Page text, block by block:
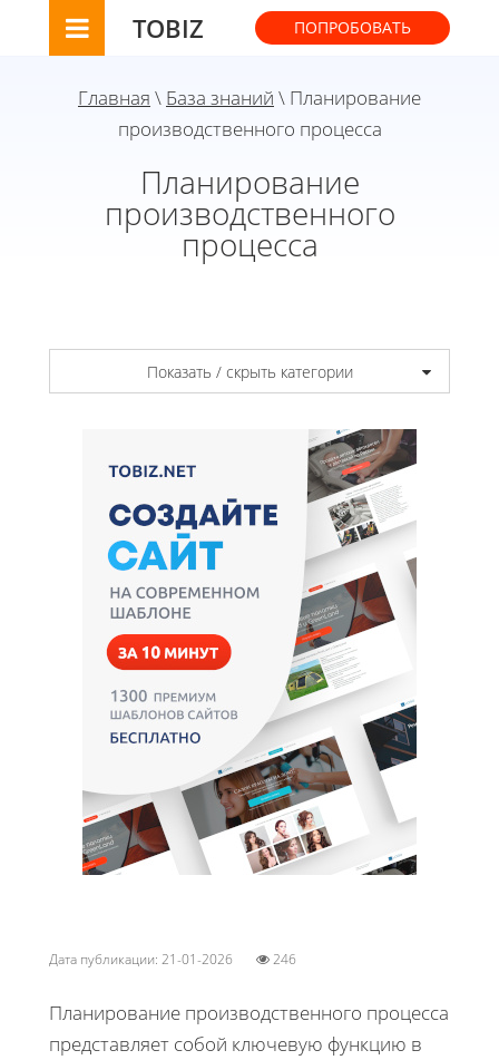
TOBIZ ПОПРОБОВАТЬ
Главная \ База знаний \ Планирование
производственного процесса
Планирование
производственного
процесса
Показать / скрыть категории
Дата публикации: 21-01-2026 246
Планирование производственного процесса
представляет собой ключевую функцию в